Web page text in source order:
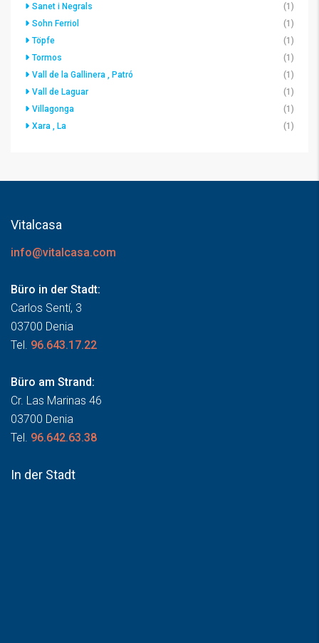
Sanet i Negrals
(1)
Sohn Ferriol
(1)
Töpfe
(1)
Tormos
(1)
Vall de la Gallinera , Patró
(1)
Vall de Laguar
(1)
Villagonga
(1)
Xara , La
(1)
Vitalcasa
info@vitalcasa.com
Büro in der Stadt:
Carlos Sentí, 3
03700 Denia
Tel. 96.643.17.22
Büro am Strand:
Cr. Las Marinas 46
03700 Denia
Tel. 96.642.63.38
In der Stadt